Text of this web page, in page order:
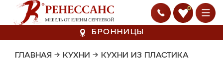
0
БРОННИЦЫ
ГЛАВНАЯ → КУХНИ → КУХНИ ИЗ ПЛАСТИКА